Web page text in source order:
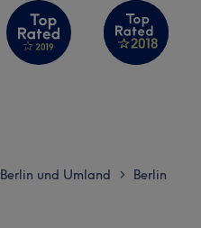
Berlin und Umland > Berlin